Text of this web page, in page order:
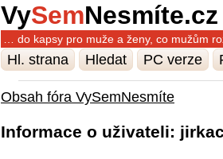
VySemNesmíte.cz
… do kapsy pro muže a ženy, co mužům
Hl. strana Hledat PC verze
Obsah fóra VySemNesmíte
Informace o uživateli: